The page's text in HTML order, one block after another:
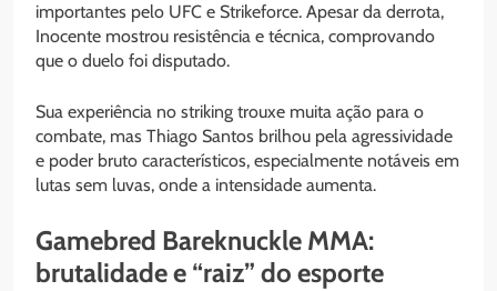
importantes pelo UFC e Strikeforce. Apesar da derrota,
Inocente mostrou resistência e técnica, comprovando
que o duelo foi disputado.
Sua experiência no striking trouxe muita ação para o
combate, mas Thiago Santos brilhou pela agressividade
e poder bruto característicos, especialmente notáveis em
lutas sem luvas, onde a intensidade aumenta.
Gamebred Bareknuckle MMA:
brutalidade e “raiz” do esporte